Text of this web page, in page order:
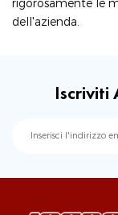
rigorosamente le
dell'azienda.
Iscriviti